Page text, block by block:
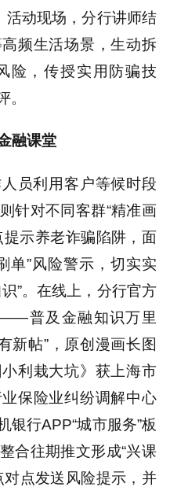
活动现场，分行讲师结
频生活场景，生动拆
险，传授实用防骗技
。
融课堂
员利用客户等候时段
针对不同客群“精准画
示养老诈骗陷阱，面
单”风险警示，切实实
”。在线上，分行官方
普及金融知识万里
新帖”，原创漫画长图
利栽大坑》获上海市
保险业纠纷调解中心
银行APP“城市服务”板
合往期推文形成“兴课
点发送风险提示，并